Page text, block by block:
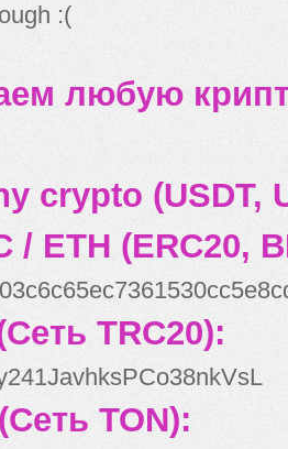
:(
любую
crypto (USDT,
/ ETH (ERC20,
TRC20):
TON):